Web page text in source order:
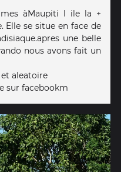
àMaupiti l ile la +
Elle se situe en face de
une belle
nous avons fait un
aleatoire
sur facebookm